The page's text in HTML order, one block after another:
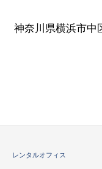
神奈川県横浜市中
レンタルオフィス